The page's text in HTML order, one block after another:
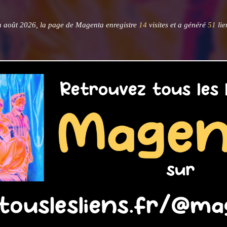
août 2026, la page de Magenta enregistre 14 visites et a généré51